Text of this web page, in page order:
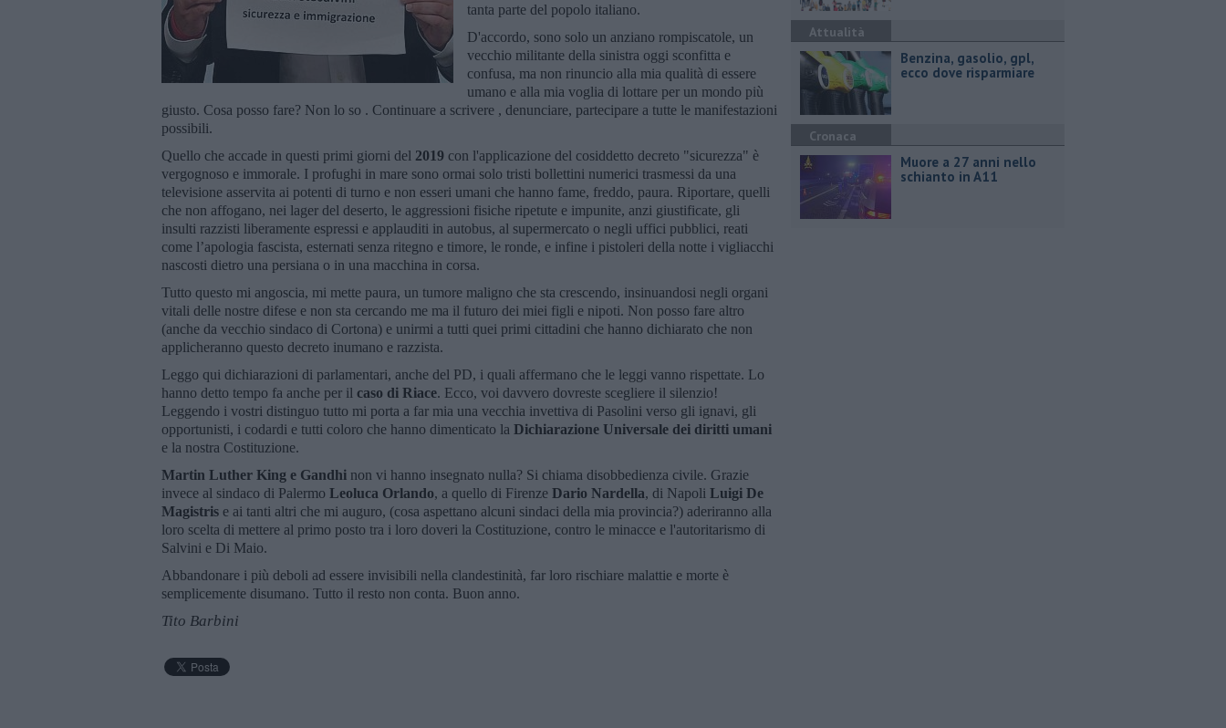
tanta parte del popolo italiano.
D'accordo, sono solo un anziano rompiscatole, un
vecchio militante della sinistra oggi sconfitta e
confusa, ma non rinuncio alla mia qualità di essere
umano e alla mia voglia di lottare per un mondo più
giusto. Cosa posso fare? Non lo so . Continuare a scrivere , denunciare, partecipare a tutte le manifestazioni
possibili.
Quello che accade in questi primi giorni del 2019 con l'applicazione del cosiddetto decreto "sicurezza" è
vergognoso e immorale. I profughi in mare sono ormai solo tristi bollettini numerici trasmessi da una
televisione asservita ai potenti di turno e non esseri umani che hanno fame, freddo, paura. Riportare, quelli
che non affogano, nei lager del deserto, le aggressioni fisiche ripetute e impunite, anzi giustificate, gli
insulti razzisti liberamente espressi e applauditi in autobus, al supermercato o negli uffici pubblici, reati
come l’apologia fascista, esternati senza ritegno e timore, le ronde, e infine i pistoleri della notte i vigliacchi
nascosti dietro una persiana o in una macchina in corsa.
Tutto questo mi angoscia, mi mette paura, un tumore maligno che sta crescendo, insinuandosi negli organi
vitali delle nostre difese e non sta cercando me ma il futuro dei miei figli e nipoti. Non posso fare altro
(anche da vecchio sindaco di Cortona) e unirmi a tutti quei primi cittadini che hanno dichiarato che non
applicheranno questo decreto inumano e razzista.
Leggo qui dichiarazioni di parlamentari, anche del PD, i quali affermano che le leggi vanno rispettate. Lo
hanno detto tempo fa anche per il caso di Riace. Ecco, voi davvero dovreste scegliere il silenzio!
Leggendo i vostri distinguo tutto mi porta a far mia una vecchia invettiva di Pasolini verso gli ignavi, gli
opportunisti, i codardi e tutti coloro che hanno dimenticato la Dichiarazione Universale dei diritti umani
e la nostra Costituzione.
Martin Luther King e Gandhi non vi hanno insegnato nulla? Si chiama disobbedienza civile. Grazie
invece al sindaco di Palermo Leoluca Orlando, a quello di Firenze Dario Nardella, di Napoli Luigi De
Magistris e ai tanti altri che mi auguro, (cosa aspettano alcuni sindaci della mia provincia?) aderiranno alla
loro scelta di mettere al primo posto tra i loro doveri la Costituzione, contro le minacce e l'autoritarismo di
Salvini e Di Maio.
Abbandonare i più deboli ad essere invisibili nella clandestinità, far loro rischiare malattie e morte è
semplicemente disumano. Tutto il resto non conta. Buon anno.
Tito Barbini
Attualità
​Benzina, gasolio, gpl,
ecco dove risparmiare
Cronaca
Muore a 27 anni nello
schianto in A11